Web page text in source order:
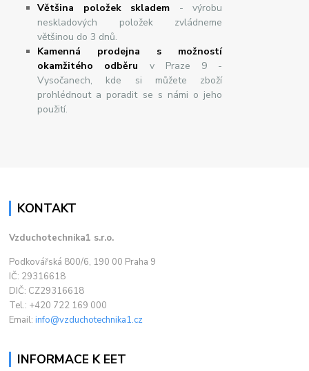
Většina položek skladem - výrobu
neskladových položek zvládneme
většinou do 3 dnů.
Kamenná prodejna s možností
okamžitého odběru v Praze 9 -
Vysočanech, kde si můžete zboží
prohlédnout a poradit se s námi o jeho
použití.
KONTAKT
Vzduchotechnika1 s.r.o.
Podkovářská 800/6, 190 00 Praha 9
IČ: 29316618
DIČ: CZ29316618
Tel.: +420 722 169 000
Email:info@vzduchotechnika1.cz
INFORMACE K EET